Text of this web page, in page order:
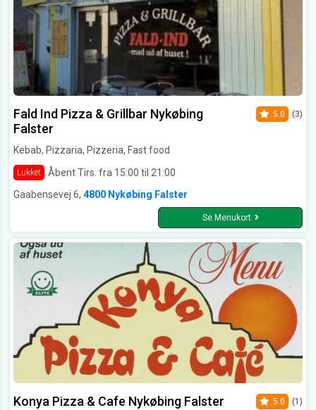
Fald Ind Pizza & Grillbar Nykøbing
Falster
Kebab, Pizzaria, Pizzeria, Fast food
Lukket Åbent Tirs. fra 15:00 til 21:00
5.0 (3)
Gaabensevej 6, 4800 Nykøbing Falster
Se Menukort
Konya Pizza & Cafe Nykøbing Falster 5.0 (1)